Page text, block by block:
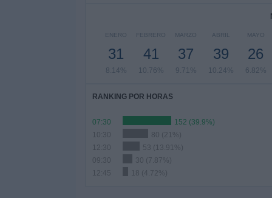
ENERO
31
8.14%
FEBRERO
41
10.76%
MARZO
37
9.71%
ABRIL
39
10.24%
MAYO
26
6.82%
RANKING POR HORAS
07:30
152 (39.9%)
10:30
80 (21%)
12:30
53 (13.91%)
09:30
30 (7.87%)
12:45
18 (4.72%)